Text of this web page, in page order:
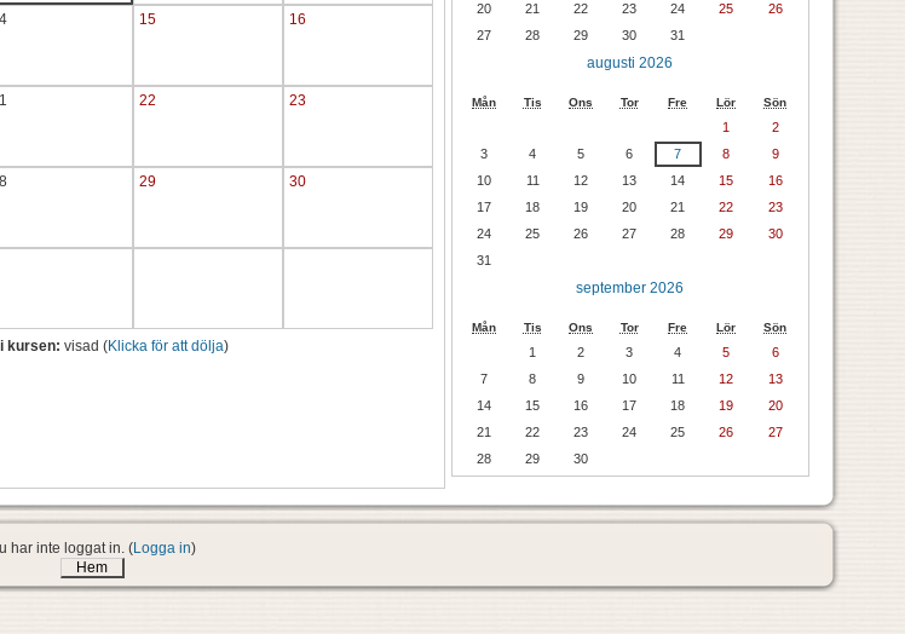
15 16
22 23
29 30
kursen: visad (Klicka för att dölja)
20
21 22 23 24 25
26
27
28 29 30 31
augusti 2026
Mån Tis Ons Tor Fre Lör Sön
1
2
3
4 5 6 7 8
9
10
11 12 13 14 15
16
17
18 19 20 21 22
23
24
25 26 27 28 29
30
31
september 2026
Mån Tis Ons Tor Fre Lör Sön
1 2 3 4 5
6
7
8 9 10 11 12
13
14
15 16 17 18 19
20
21
22 23 24 25 26
27
28
29 30
har inte loggat in. (Logga in)
Hem